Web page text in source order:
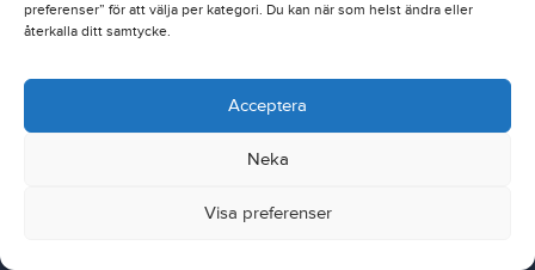
preferenser” för att välja per kategori. Du kan när som helst ändra eller
återkalla ditt samtycke.
Acceptera
Neka
Visa preferenser